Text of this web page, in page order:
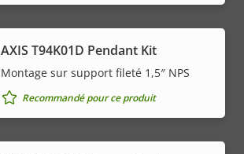
AXIS T94K01D Pendant Kit
Montage sur support fileté 1,5″ NPS
Recommandé pour ce produit